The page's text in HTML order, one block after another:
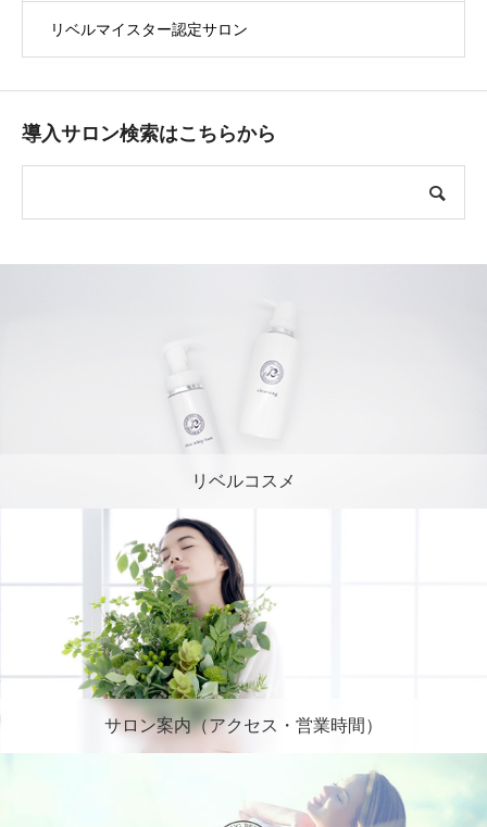
リベルマイスター認定サロン
導入サロン検索はこちらから
リベルコスメ
サロン案内（アクセス・営業時間）